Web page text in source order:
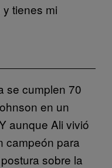
tienes mi
se cumplen 70
en un
aunque Ali vivió
campeón para
sobre la